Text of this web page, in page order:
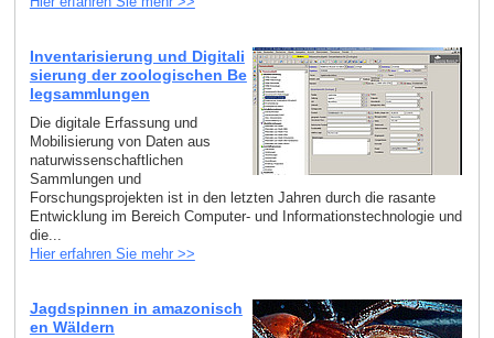
Inventarisierung und Digitali
sierung der zoologischen Be
legsammlungen
Die digitale Erfassung und
Mobilisierung von Daten aus
naturwissenschaftlichen
Sammlungen und
Forschungsprojekten ist in den letzten Jahren durch die rasante
Entwicklung im Bereich Computer- und Informationstechnologie und
die...
Hier erfahren Sie mehr >>
Jagdspinnen in amazonisch
en Wäldern